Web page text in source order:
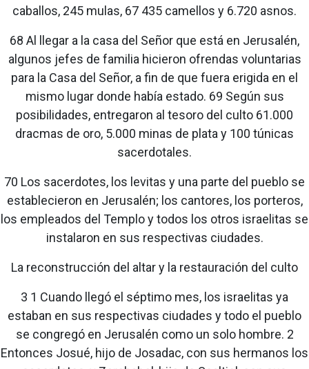
caballos, 245 mulas, 67 435 camellos y 6.720 asnos.
68 Al llegar a la casa del Señor que está en Jerusalén,
algunos jefes de familia hicieron ofrendas voluntarias
para la Casa del Señor, a fin de que fuera erigida en el
mismo lugar donde había estado. 69 Según sus
posibilidades, entregaron al tesoro del culto 61.000
dracmas de oro, 5.000 minas de plata y 100 túnicas
sacerdotales.
70 Los sacerdotes, los levitas y una parte del pueblo se
establecieron en Jerusalén; los cantores, los porteros,
los empleados del Templo y todos los otros israelitas se
instalaron en sus respectivas ciudades.
La reconstrucción del altar y la restauración del culto
3 1 Cuando llegó el séptimo mes, los israelitas ya
estaban en sus respectivas ciudades y todo el pueblo
se congregó en Jerusalén como un solo hombre. 2
Entonces Josué, hijo de Josadac, con sus hermanos los